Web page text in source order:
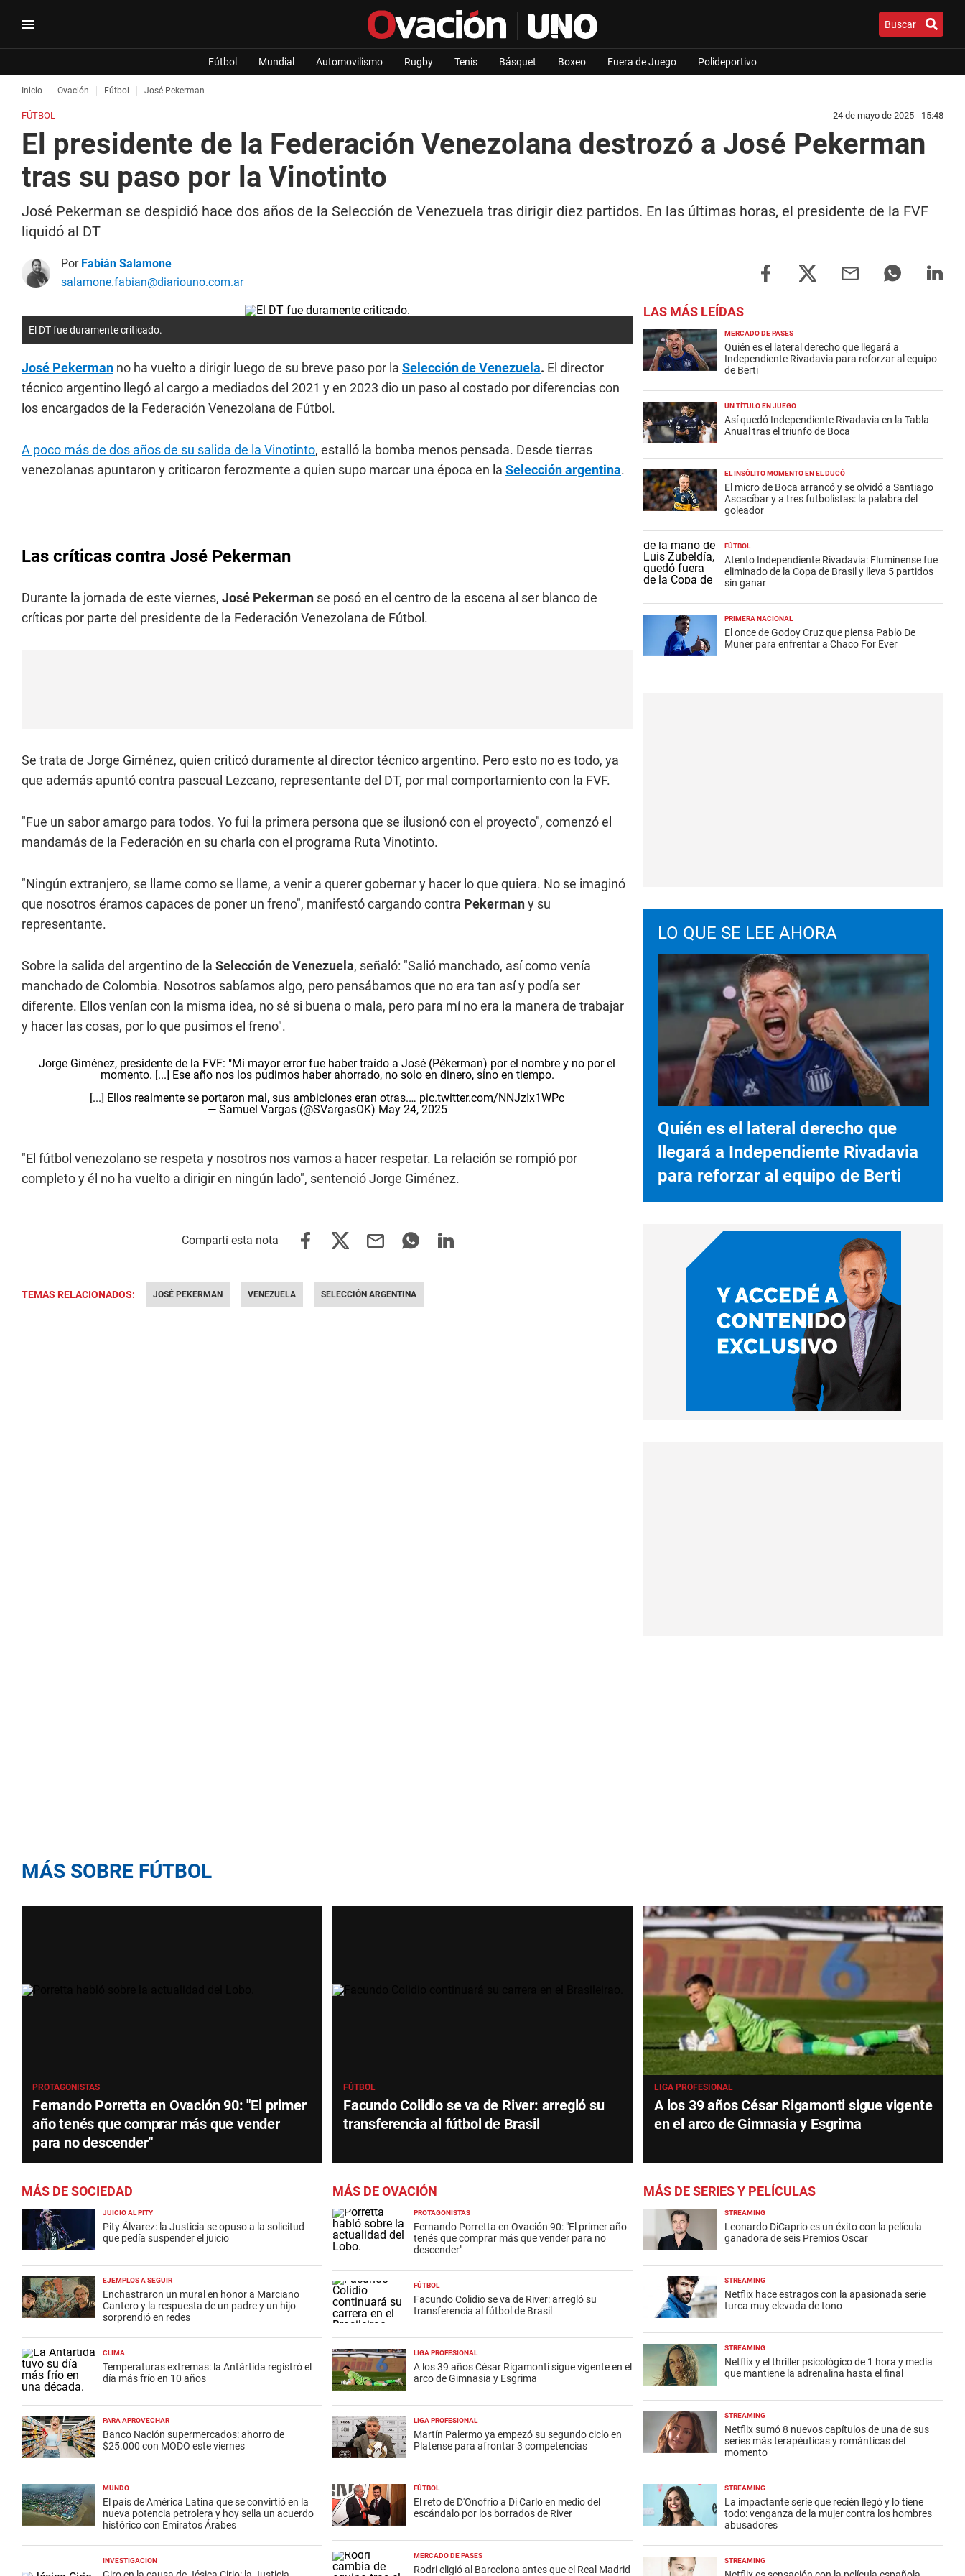
Buscar
Fútbol Mundial Automovilismo Rugby Tenis Básquet Boxeo Fuera de Juego Polideportivo
Inicio Ovación Fútbol José Pekerman
FÚTBOL 24 de mayo de 2025 - 15:48
El presidente de la Federación Venezolana destrozó a José Pekerman
tras su paso por la Vinotinto
José Pekerman se despidió hace dos años de la Selección de Venezuela tras dirigir diez partidos. En las últimas horas, el presidente de la FVF
liquidó al DT
Por Fabián Salamone
salamone.fabian@diariouno.com.ar
El DT fue duramente criticado.
José Pekerman no ha vuelto a dirigir luego de su breve paso por la Selección de Venezuela. El director
técnico argentino llegó al cargo a mediados del 2021 y en 2023 dio un paso al costado por diferencias con
los encargados de la Federación Venezolana de Fútbol.
A poco más de dos años de su salida de la Vinotinto, estalló la bomba menos pensada. Desde tierras
venezolanas apuntaron y criticaron ferozmente a quien supo marcar una época en la Selección argentina.
Las críticas contra José Pekerman
Durante la jornada de este viernes, José Pekerman se posó en el centro de la escena al ser blanco de
críticas por parte del presidente de la Federación Venezolana de Fútbol.
Se trata de Jorge Giménez, quien criticó duramente al director técnico argentino. Pero esto no es todo, ya
que además apuntó contra pascual Lezcano, representante del DT, por mal comportamiento con la FVF.
"Fue un sabor amargo para todos. Yo fui la primera persona que se ilusionó con el proyecto", comenzó el
mandamás de la Federación en su charla con el programa Ruta Vinotinto.
"Ningún extranjero, se llame como se llame, a venir a querer gobernar y hacer lo que quiera. No se imaginó
que nosotros éramos capaces de poner un freno", manifestó cargando contra Pekermany su
representante.
Sobre la salida del argentino de la Selección de Venezuela, señaló: "Salió manchado, así como venía
manchado de Colombia. Nosotros sabíamos algo, pero pensábamos que no era tan así y podía ser
diferente. Ellos venían con la misma idea, no sé si buena o mala, pero para mí no era la manera de trabajar
y hacer las cosas, por lo que pusimos el freno".
Jorge Giménez, presidente de la FVF: "Mi mayor error fue haber traído a José (Pékerman) por el nombre y no por el
momento. [...] Ese año nos los pudimos haber ahorrado, no solo en dinero, sino en tiempo.
[...] Ellos realmente se portaron mal, sus ambiciones eran otras.… pic.twitter.com/NNJzIx1WPc
— Samuel Vargas (@SVargasOK) May 24, 2025
"El fútbol venezolano se respeta y nosotros nos vamos a hacer respetar. La relación se rompió por
completo y él no ha vuelto a dirigir en ningún lado", sentenció Jorge Giménez.
TEMAS RELACIONADOS: JOSÉ PEKERMAN VENEZUELA SELECCIÓN ARGENTINA
LAS MÁS LEÍDAS
MERCADO DE PASES
Quién es el lateral derecho que llegará a
Independiente Rivadavia para reforzar al equipo
de Berti
UN TÍTULO EN JUEGO
Así quedó Independiente Rivadavia en la Tabla
Anual tras el triunfo de Boca
EL INSÓLITO MOMENTO EN EL DUCÓ
El micro de Boca arrancó y se olvidó a Santiago
Ascacíbar y a tres futbolistas: la palabra del
goleador
FÚTBOL
Atento Independiente Rivadavia: Fluminense fue
eliminado de la Copa de Brasil y lleva 5 partidos
sin ganar
PRIMERA NACIONAL
El once de Godoy Cruz que piensa Pablo De
Muner para enfrentar a Chaco For Ever
LO QUE SE LEE AHORA
Quién es el lateral derecho que
llegará a Independiente Rivadavia
para reforzar al equipo de Berti
MÁS SOBRE FÚTBOL
PROTAGONISTAS
Fernando Porretta en Ovación 90: "El primer
año tenés que comprar más que vender
para no descender"
FÚTBOL
Facundo Colidio se va de River: arregló su
transferencia al fútbol de Brasil
LIGA PROFESIONAL
A los 39 años César Rigamonti sigue vigente
en el arco de Gimnasia y Esgrima
MÁS DE SOCIEDAD
JUICIO AL PITY
Pity Álvarez: la Justicia se opuso a la solicitud
que pedía suspender el juicio
EJEMPLOS A SEGUIR
Enchastraron un mural en honor a Marciano
Cantero y la respuesta de un padre y un hijo
sorprendió en redes
CLIMA
Temperaturas extremas: la Antártida registró el
día más frío en 10 años
PARA APROVECHAR
Banco Nación supermercados: ahorro de
$25.000 con MODO este viernes
MUNDO
El país de América Latina que se convirtió en la
nueva potencia petrolera y hoy sella un acuerdo
histórico con Emiratos Árabes
INVESTIGACIÓN
MÁS DE OVACIÓN
PROTAGONISTAS
Fernando Porretta en Ovación 90: "El primer año
tenés que comprar más que vender para no
descender"
FÚTBOL
Facundo Colidio se va de River: arregló su
transferencia al fútbol de Brasil
LIGA PROFESIONAL
A los 39 años César Rigamonti sigue vigente en el
arco de Gimnasia y Esgrima
LIGA PROFESIONAL
Martín Palermo ya empezó su segundo ciclo en
Platense para afrontar 3 competencias
FÚTBOL
El reto de D'Onofrio a Di Carlo en medio del
escándalo por los borrados de River
MERCADO DE PASES
Rodri eligió al Barcelona antes que el Real Madrid
MÁS DE SERIES Y PELÍCULAS
STREAMING
Leonardo DiCaprio es un éxito con la película
ganadora de seis Premios Oscar
STREAMING
Netflix hace estragos con la apasionada serie
turca muy elevada de tono
STREAMING
Netflix y el thriller psicológico de 1 hora y media
que mantiene la adrenalina hasta el final
STREAMING
Netflix sumó 8 nuevos capítulos de una de sus
series más terapéuticas y románticas del
momento
STREAMING
La impactante serie que recién llegó y lo tiene
todo: venganza de la mujer contra los hombres
abusadores
STREAMING